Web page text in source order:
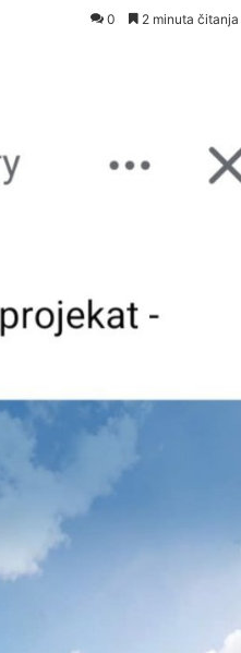
0 2 minuta čitanja